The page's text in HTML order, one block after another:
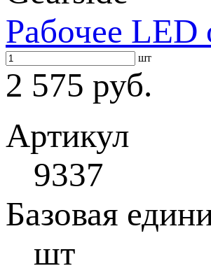
Рабочее
шт
2 575 руб.
Артикул
9337
Базовая
шт